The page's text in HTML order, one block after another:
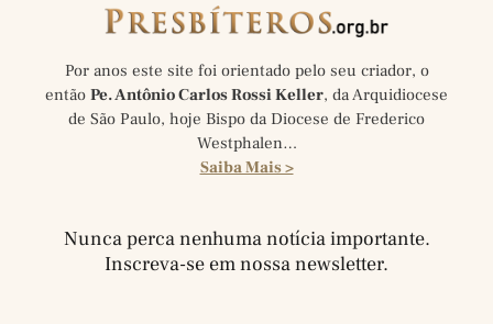
Por anos este site foi orientado pelo seu criador, o
então Pe. Antônio Carlos Rossi Keller, da Arquidiocese
de São Paulo, hoje Bispo da Diocese de Frederico
Westphalen…
Saiba Mais >
Nunca perca nenhuma notícia importante.
Inscreva-se em nossa newsletter.